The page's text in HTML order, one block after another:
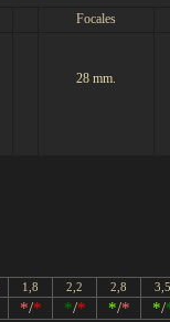
Focales
28 mm.
1,8 2,2 2,8
3,5
*/* */* */* */